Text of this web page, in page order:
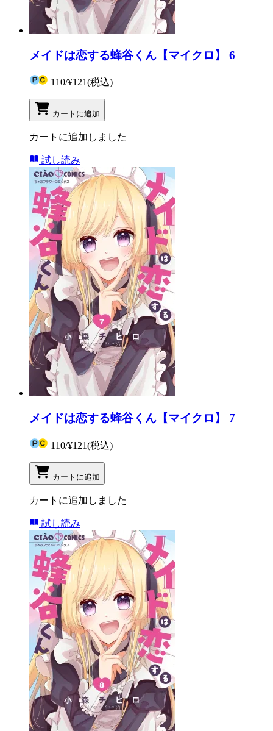
メイドは恋する蜂谷くん【マイクロ】 6
110/¥121(税込)
カートに追加
カートに追加しました
試し読み
メイドは恋する蜂谷くん【マイクロ】 7
110/¥121(税込)
カートに追加
カートに追加しました
試し読み